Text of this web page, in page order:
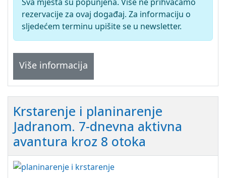
rezervacije za ovaj događaj. Za informaciju o
sljedećem terminu upišite se u newsletter.
Više informacija
Krstarenje i planinarenje
Jadranom. 7-dnevna aktivna
avantura kroz 8 otoka